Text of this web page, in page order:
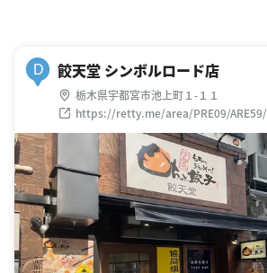
D 餃天堂 シンボルロード店
栃木県宇都宮市池上町１-１１
https://retty.me/area/PRE09/ARE59/
141/